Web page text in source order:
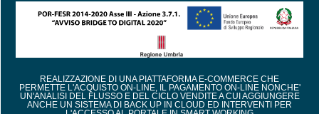
REALIZZAZIONE DI UNA PIATTAFORMA E-COMMERCE CHE
PERMETTE L'ACQUISTO ON-LINE, IL PAGAMENTO ON-LINE NONCHE'
UN'ANALISI DEL FLUSSO E DEL CICLO VENDITE A CUI AGGIUNGERE
ANCHE UN SISTEMA DI BACK UP IN CLOUD ED INTERVENTI PER